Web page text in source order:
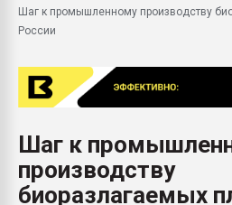
Шаг к промышленному производству
России
Шаг к
производству
биоразлагаемых